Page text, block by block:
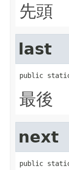
先頭
last
public
最後
next
public